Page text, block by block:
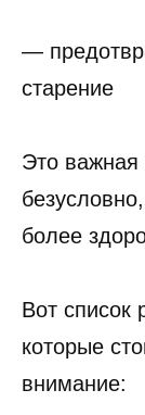
—
старение
Это важная
более
Вот список
которые
внимание: